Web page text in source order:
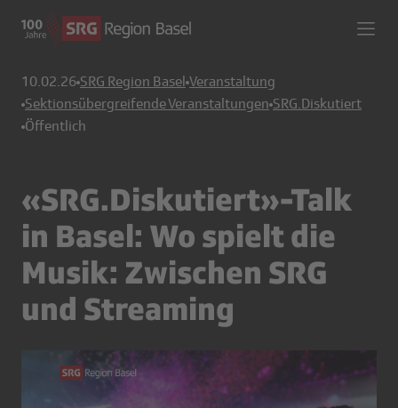
10.02.26 SRG Region Basel Veranstaltung
Sektionsübergreifende Veranstaltungen SRG.Diskutiert
Öffentlich
«SRG.Diskutiert»-Talk
in Basel: Wo spielt die
Musik: Zwischen SRG
und Streaming